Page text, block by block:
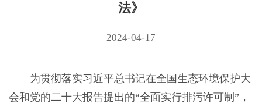
法》
2024-04-17
为贯彻落实习近平总书记在全国生态环境保护大
会和党的二十大报告提出的“全面实行排污许可制”，